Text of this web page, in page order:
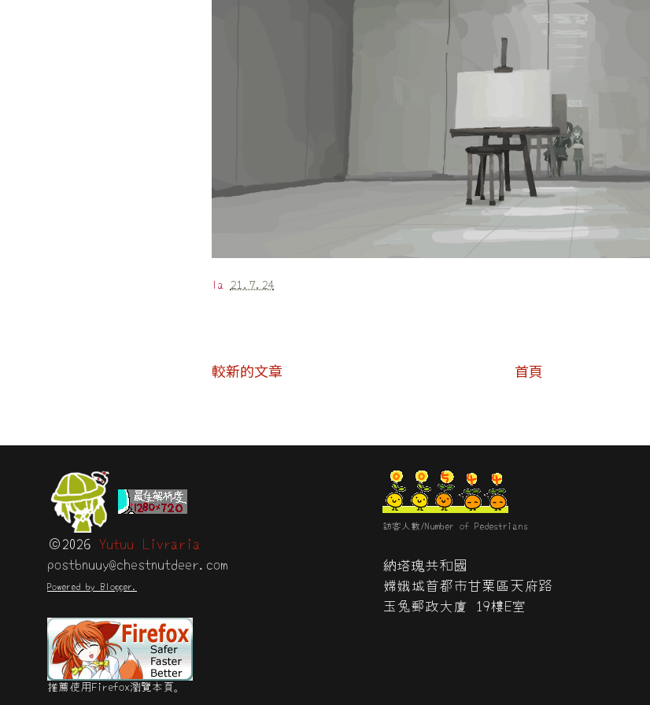
la 21.7.24
較新的文章 首頁
©2026 Yutuu Livraria
postbnuuy@chestnutdeer.com
Powered by Blogger.
推薦使用Firefox瀏覽本頁。
訪客人數/Number of Pedestrians
納塔瑰共和國
嫦娥城首都市甘栗區天府路
玉兔郵政大廈 19樓E室